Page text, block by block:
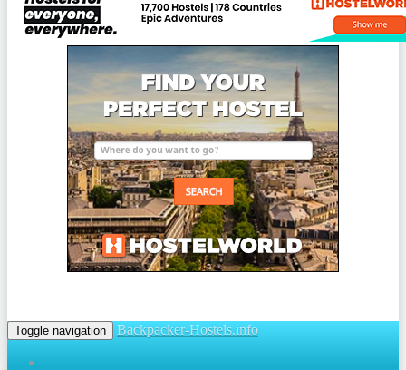
Toggle navigation Backpacker-Hostels.info